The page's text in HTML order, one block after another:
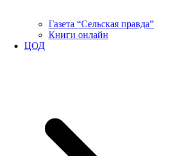
Газета “Сельская правда”
Книги онлайн
ЦОД